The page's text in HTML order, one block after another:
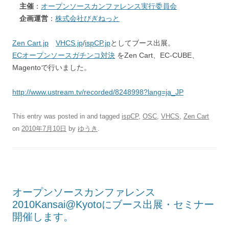
主催 ： オープンソースカンファレンス実行委員会
企画運営 ： 株式会社びぎねっと
Zen Cart.jp VHCS.jp/ispCP.jpとしてブース出展。
ECオープンソースガチンコ対決 をZen Cart、EC-CUBE、
Magentoで行いました。
http://www.ustream.tv/recorded/8248998?lang=ja_JP
This entry was posted in and tagged ispCP, OSC, VHCS, Zen Cart
on 2010年7月10日 by ゆうき .
オープンソースカンファレンス
2010Kansai@Kyotoにブース出展・セミナー
開催します。